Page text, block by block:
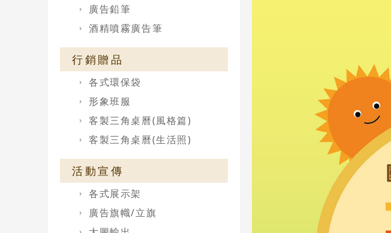
廣告鉛筆
酒精噴霧廣告筆
行銷贈品
各式環保袋
形象班服
客製三角桌曆(風格篇)
客製三角桌曆(生活照)
活動宣傳
各式展示架
廣告旗幟/立旗